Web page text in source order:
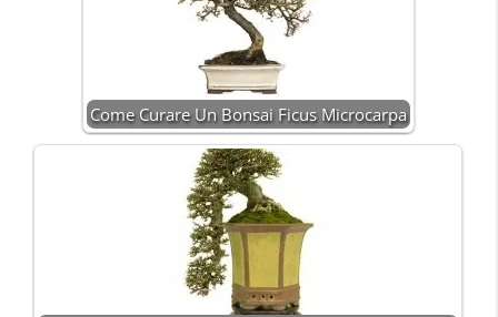
Come Curare Un Bonsai Ficus Microcarpa